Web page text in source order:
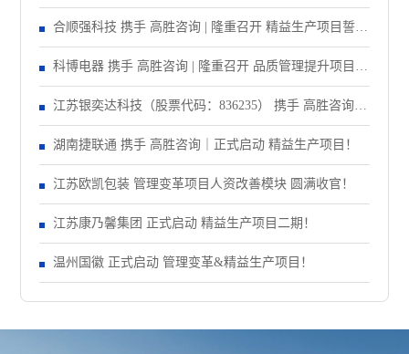
合顺强科技 携手 高胜咨询 | 隆重召开 精益生产项目誓师
大会！
科博电器 携手 高胜咨询 | 隆重召开 品质管理提升项目启
动大会！
江苏银奕达科技（股票代码：836235） 携手 高胜咨询｜
正式启动 管理变革项目
湖南捷联通 携手 高胜咨询｜正式启动 精益生产项目！
江苏欧凯包装 管理变革项目人资改善模块 圆满收官！
江苏康乃馨集团 正式启动 精益生产项目二期！
温州国徽 正式启动 管理变革&精益生产项目！